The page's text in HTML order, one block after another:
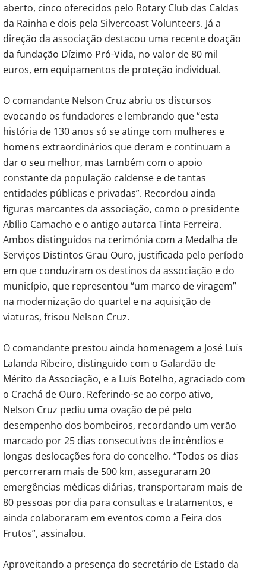
aberto, cinco oferecidos pelo Rotary Club das Caldas
da Rainha e dois pela Silvercoast Volunteers. Já a
direção da associação destacou uma recente doação
da fundação Dízimo Pró-Vida, no valor de 80 mil
euros, em equipamentos de proteção individual.
O comandante Nelson Cruz abriu os discursos
evocando os fundadores e lembrando que “esta
história de 130 anos só se atinge com mulheres e
homens extraordinários que deram e continuam a
dar o seu melhor, mas também com o apoio
constante da população caldense e de tantas
entidades públicas e privadas”. Recordou ainda
figuras marcantes da associação, como o presidente
Abílio Camacho e o antigo autarca Tinta Ferreira.
Ambos distinguidos na cerimónia com a Medalha de
Serviços Distintos Grau Ouro, justificada pelo período
em que conduziram os destinos da associação e do
município, que representou “um marco de viragem”
na modernização do quartel e na aquisição de
viaturas, frisou Nelson Cruz.
O comandante prestou ainda homenagem a José Luís
Lalanda Ribeiro, distinguido com o Galardão de
Mérito da Associação, e a Luís Botelho, agraciado com
o Crachá de Ouro. Referindo-se ao corpo ativo,
Nelson Cruz pediu uma ovação de pé pelo
desempenho dos bombeiros, recordando um verão
marcado por 25 dias consecutivos de incêndios e
longas deslocações fora do concelho. “Todos os dias
percorreram mais de 500 km, asseguraram 20
emergências médicas diárias, transportaram mais de
80 pessoas por dia para consultas e tratamentos, e
ainda colaboraram em eventos como a Feira dos
Frutos”, assinalou.
Aproveitando a presença do secretário de Estado da